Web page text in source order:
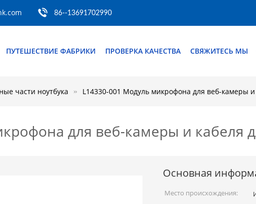
86--13691702990
ПУТЕШЕСТВИЕ ФАБРИКИ ПРОВЕРКА КАЧЕСТВА СВЯЖИТЕСЬ МЫ
части ноутбука L14330-001 Модуль микрофона для веб-камеры и
для веб-камеры и кабеля
Основная
Место происхождения: